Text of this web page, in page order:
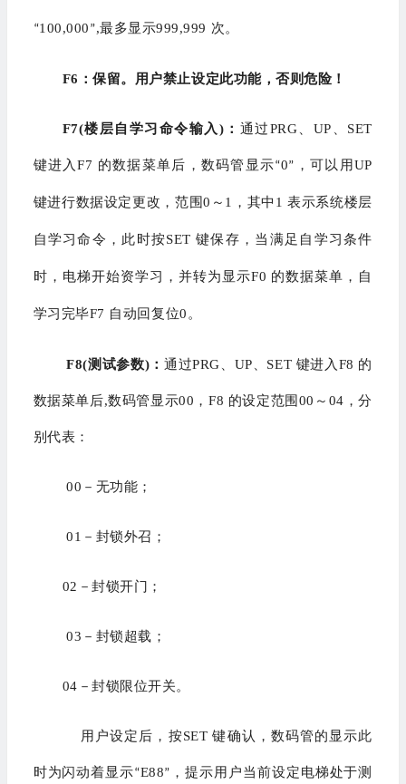
“100,000 ”,最多显示999,999 次。
F6：保留。用户禁止设定此功能，否则危险！
F7(楼层自学习命令输入)： 通过PRG、UP、SET
键进入F7 的数据菜单后，数码管显示“0” ，可以用UP
键进行数据设定更改，范围0～1，其中1 表示系统楼层
自学习命令，此时按SET 键保存，当满足自学习条件
时，电梯开始资学习，并转为显示F0 的数据菜单，自
学习完毕F7 自动回复位0。
F8(测试参数)： 通过PRG、UP、SET 键进入F8 的
数据菜单后,数码管显示00，F8 的设定范围00～04，分
别代表：
00－无功能；
01－封锁外召；
02－封锁开门；
03－封锁超载；
04－封锁限位开关。
用户设定后，按SET 键确认，数码管的显示此
时为闪动着显示“E88” ，提示用户当前设定电梯处于测